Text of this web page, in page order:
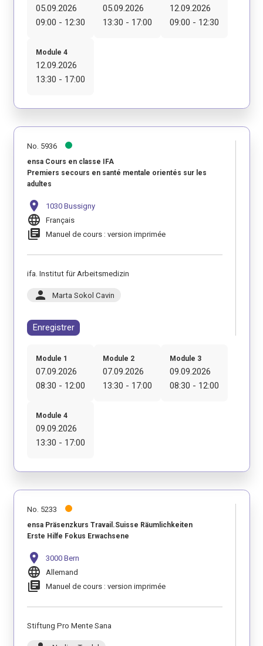
05.09.2026
09:00 - 12:30
05.09.2026
13:30 - 17:00
12.09.2026
09:00 - 12:30
Module 4
12.09.2026
13:30 - 17:00
No. 5936
ensa Cours en classe IFA
Premiers secours en santé mentale orientés sur les
adultes
location_on 1030 Bussigny
language Français
library_books Manuel de cours : version imprimée
ifa. Institut für Arbeitsmedizin
person Marta Sokol Cavin
Enregistrer
Module 1
07.09.2026
08:30 - 12:00
Module 2
07.09.2026
13:30 - 17:00
Module 3
09.09.2026
08:30 - 12:00
Module 4
09.09.2026
13:30 - 17:00
No. 5233
ensa Präsenzkurs Travail.Suisse Räumlichkeiten
Erste Hilfe Fokus Erwachsene
location_on 3000 Bern
language Allemand
library_books Manuel de cours : version imprimée
Stiftung Pro Mente Sana